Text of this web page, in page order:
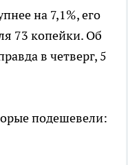
на 7,1%, его
73 копейки. Об
в четверг, 5
подешевели: